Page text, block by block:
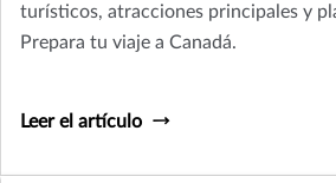
turísticos, atracciones principales y
Prepara tu viaje a Canadá.
Leer el artículo